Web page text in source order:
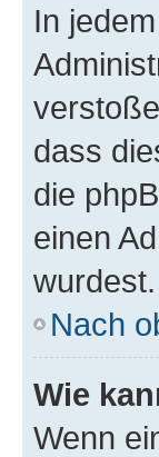
In
dass
die
einen
wurdest.
Nach
Wie
Wenn